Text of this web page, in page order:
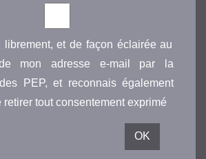
librement, et de façon éclairée au
mon adresse e-mail par la
PEP, et reconnais également
retirer tout consentement exprimé